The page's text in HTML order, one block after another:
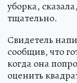
уборка,
тщательно.
Свидетель
сообщив, что
когда она
оценить